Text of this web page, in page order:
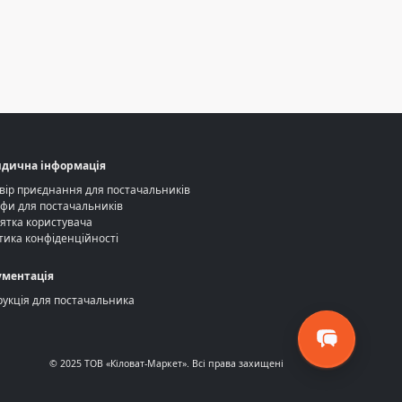
інформація
приєднання для постачальників
для постачальників
користувача
конфіденційності
для постачальника
© 2025 ТОВ «Кіловат-Маркет». Всі права захищені